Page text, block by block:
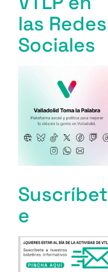
las Redes
Sociales
Suscríbet
e